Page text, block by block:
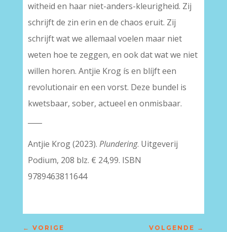
witheid en haar niet-anders-kleurigheid. Zij
schrijft de zin erin en de chaos eruit. Zij
schrijft wat we allemaal voelen maar niet
weten hoe te zeggen, en ook dat wat we niet
willen horen. Antjie Krog ís en blíjft een
revolutionair en een vorst. Deze bundel is
kwetsbaar, sober, actueel en onmisbaar.
Antjie Krog (2023). Plundering. Uitgeverij
Podium, 208 blz. € 24,99. ISBN
9789463811644
← VORIGE VOLGENDE →